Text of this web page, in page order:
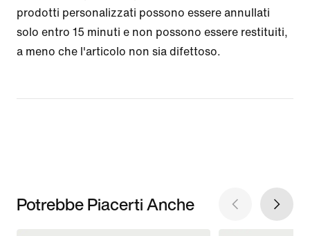
prodotti personalizzati possono essere annullati
solo entro 15 minuti e non possono essere restituiti,
a meno che l'articolo non sia difettoso.
Potrebbe Piacerti Anche